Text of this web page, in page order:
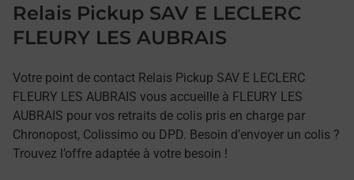
Relais Pickup SAV E LECLERC
FLEURY LES AUBRAIS
Votre point de contact Relais Pickup SAV E LECLERC
FLEURY LES AUBRAIS vous accueille à FLEURY LES
AUBRAIS pour vos retraits de colis pris en charge par
Chronopost, Colissimo ou DPD. Besoin d’envoyer un colis ?
Trouvez l’offre adaptée à votre besoin !